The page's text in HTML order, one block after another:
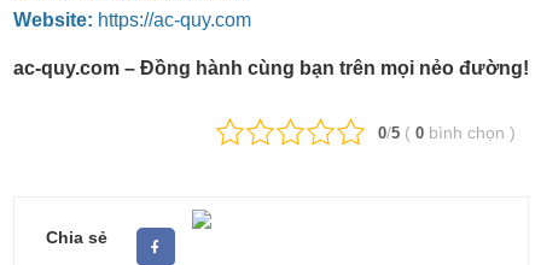
Website: https://ac-quy.com
ac-quy.com – Đồng hành cùng bạn trên mọi nẻo đường!
0/5 ( 0 bình chọn )
Chia sẻ